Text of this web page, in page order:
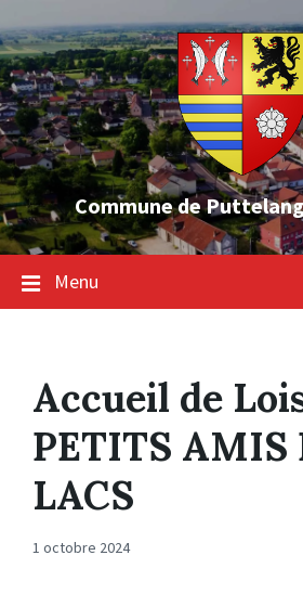
to
content
to
main
navigation
to
footer
Commune de
Menu
Accueil de
PETITS AMIS
LACS
1 octobre 2024